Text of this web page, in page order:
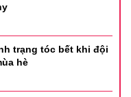
trạng tóc bết khi đội
hè